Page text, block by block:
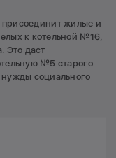
присоединит жилые и
к котельной №16,
Это даст
№5 старого
социального